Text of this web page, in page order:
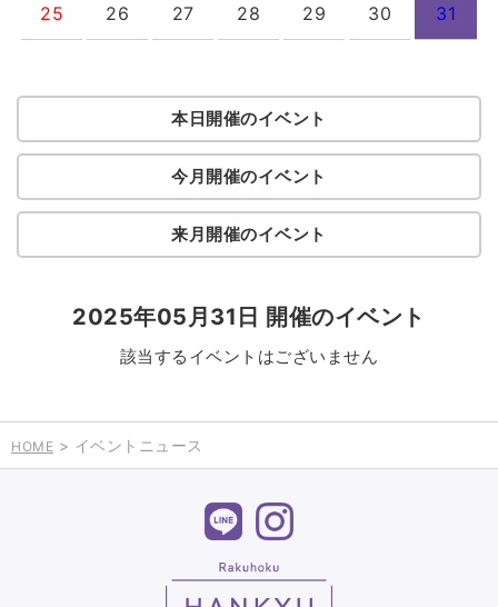
25 26 27 28 29 30 31
本日開催のイベント
今月開催のイベント
来月開催のイベント
2025年05月31日 開催のイベント
該当するイベントはございません
HOME > イベントニュース